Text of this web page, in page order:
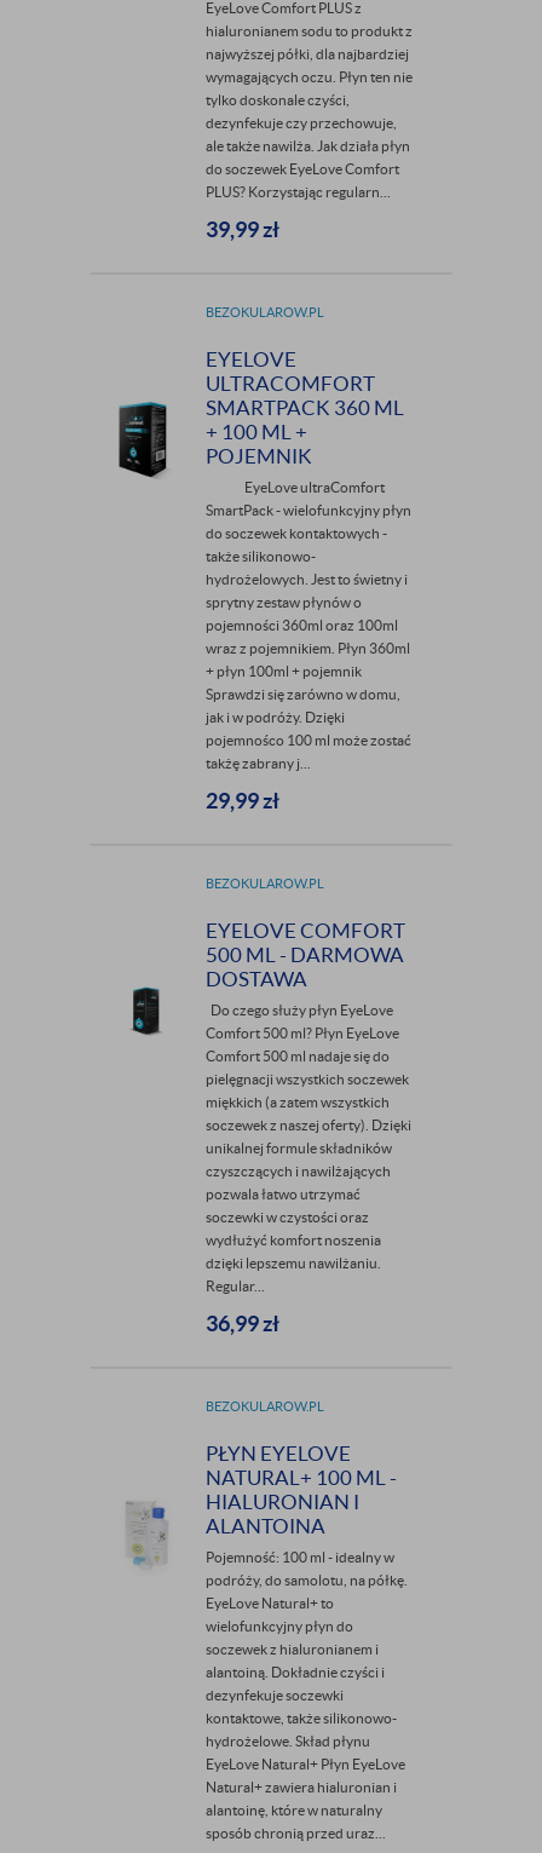
EyeLove Comfort PLUS z
hialuronianem sodu to produkt z
najwyższej półki, dla najbardziej
wymagających oczu. Płyn ten nie
tylko doskonale czyści,
dezynfekuje czy przechowuje,
ale także nawilża. Jak działa płyn
do soczewek EyeLove Comfort
PLUS? Korzystając regularn...
39,99zł
BEZOKULAROW.PL
EYELOVE
ULTRACOMFORT
SMARTPACK 360 ML
+ 100 ML +
POJEMNIK
EyeLove ultraComfort
SmartPack - wielofunkcyjny płyn
do soczewek kontaktowych -
także silikonowo-
hydrożelowych. Jest to świetny i
sprytny zestaw płynów o
pojemności 360ml oraz 100ml
wraz z pojemnikiem. Płyn 360ml
+ płyn 100ml + pojemnik
Sprawdzi się zarówno w domu,
jak i w podróży. Dzięki
pojemnośco 100 ml może zostać
takżę zabrany j...
29,99zł
BEZOKULAROW.PL
EYELOVE COMFORT
500 ML - DARMOWA
DOSTAWA
Do czego służy płyn EyeLove
Comfort 500 ml? Płyn EyeLove
Comfort 500 ml nadaje się do
pielęgnacji wszystkich soczewek
miękkich (a zatem wszystkich
soczewek z naszej oferty). Dzięki
unikalnej formule składników
czyszczących i nawilżających
pozwala łatwo utrzymać
soczewki w czystości oraz
wydłużyć komfort noszenia
dzięki lepszemu nawilżaniu.
Regular...
36,99zł
BEZOKULAROW.PL
PŁYN EYELOVE
NATURAL+ 100 ML -
HIALURONIAN I
ALANTOINA
Pojemność: 100 ml - idealny w
podróży, do samolotu, na półkę.
EyeLove Natural+ to
wielofunkcyjny płyn do
soczewek z hialuronianem i
alantoiną. Dokładnie czyści i
dezynfekuje soczewki
kontaktowe, także silikonowo-
hydrożelowe. Skład płynu
EyeLove Natural+ Płyn EyeLove
Natural+ zawiera hialuronian i
alantoinę, które w naturalny
sposób chronią przed uraz...